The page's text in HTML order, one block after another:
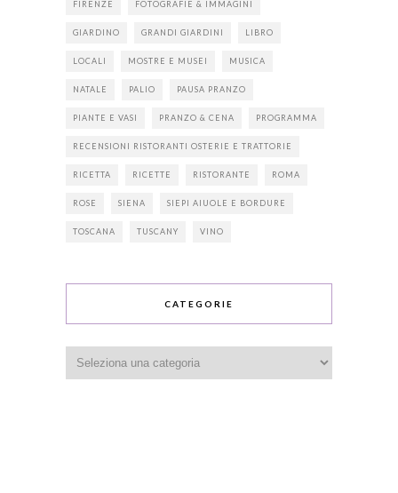
FIRENZE FOTOGRAFIE & IMMAGINI
GIARDINO GRANDI GIARDINI LIBRO
LOCALI MOSTRE E MUSEI MUSICA
NATALE PALIO PAUSA PRANZO
PIANTE E VASI PRANZO & CENA PROGRAMMA
RECENSIONI RISTORANTI OSTERIE E TRATTORIE
RICETTA RICETTE RISTORANTE ROMA
ROSE SIENA SIEPI AIUOLE E BORDURE
TOSCANA TUSCANY VINO
CATEGORIE